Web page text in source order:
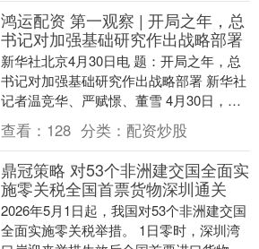
鸿运配资 第一观察 | 开局之年，总
书记对加强基础研究作出战略部署
新华社北京4月30日电 题：开局之年，总
书记对加强基础研究作出战略部署 新华社
记者温竞华、严赋憬、董雪 4月30日，习
近平总书记在上海出席加强基础研究座谈
会，强....
查看： 128 分类： 配资炒股
鼎冠策略 对53个非洲建交国全面实
施零关税全国首票货物深圳通关
2026年5月1日起，我国对53个非洲建交国
全面实施零关税举措。 1日零时，深圳湾